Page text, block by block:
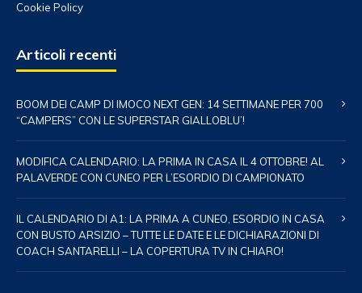
Cookie Policy
Articoli recenti
BOOM DEI CAMP DI IMOCO NEXT GEN: 14 SETTIMANE PER 700
“CAMPERS” CON LE SUPERSTAR GIALLOBLU’!
MODIFICA CALENDARIO: LA PRIMA IN CASA IL 4 OTTOBRE! AL
PALAVERDE CON CUNEO PER L’ESORDIO DI CAMPIONATO
IL CALENDARIO DI A1: LA PRIMA A CUNEO, ESORDIO IN CASA
CON BUSTO ARSIZIO – TUTTE LE DATE E LE DICHIARAZIONI DI
COACH SANTARELLI – LA COPERTURA TV IN CHIARO!